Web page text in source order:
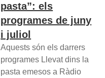
pasta”: els
programes de juny
i juliol
Aquests són els darrers
programes Llevat dins la
pasta emesos a Ràdio